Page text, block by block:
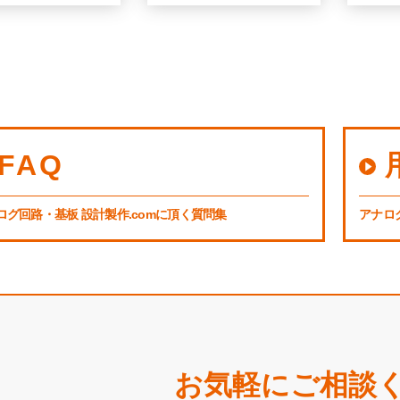
グ回路・基板 設計製作.comに頂く質問集 アナロ
お気軽にご相談